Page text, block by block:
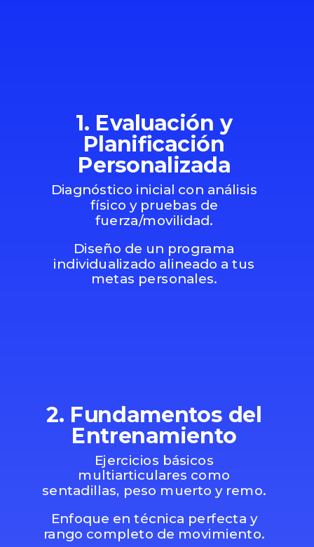
1. Evaluación y
Planificación
Personalizada
Diagnóstico inicial con análisis
físico y pruebas de
fuerza/movilidad.
Diseño de un programa
individualizado alineado a tus
metas personales.
2. Fundamentos del
Entrenamiento
Ejercicios básicos
multiarticulares como
sentadillas, peso muerto y remo.
Enfoque en técnica perfecta y
rango completo de movimiento.